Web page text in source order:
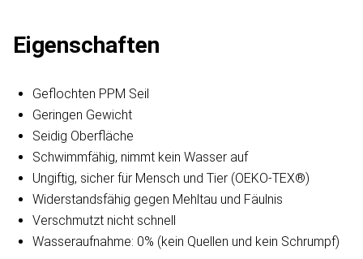
Eigenschaften
Geflochten PPM Seil
Geringen Gewicht
Seidig Oberfläche
Schwimmfähig, nimmt kein Wasser auf
Ungiftig, sicher für Mensch und Tier (OEKO-TEX®)
Widerstandsfähig gegen Mehltau und Fäulnis
Verschmutzt nicht schnell
Wasseraufnahme: 0% (kein Quellen und kein Schrumpf)